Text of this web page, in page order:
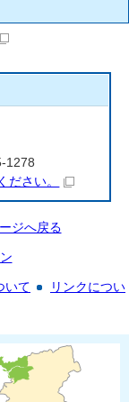
1278
ださい。
ジへ戻る
いて
リンクについ